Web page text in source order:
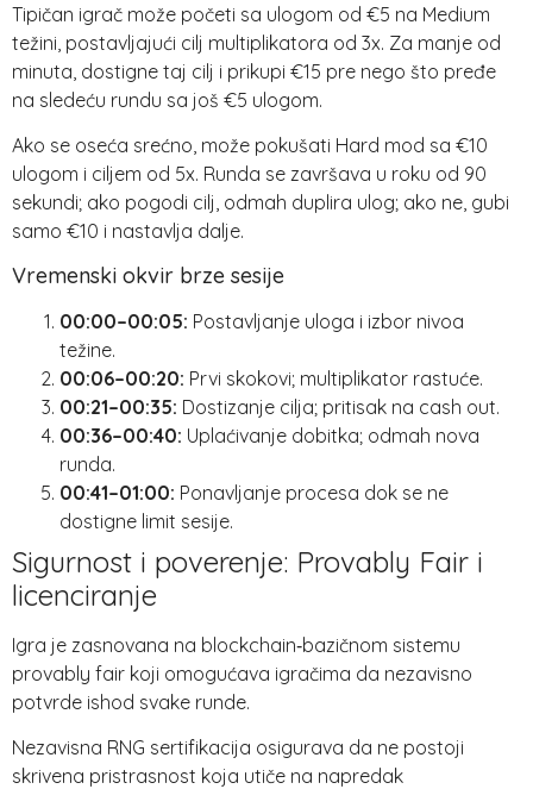
Tipičan igrač može početi sa ulogom od €5 na Medium
težini, postavljajući cilj multiplikatora od 3x. Za manje od
minuta, dostigne taj cilj i prikupi €15 pre nego što pređe
na sledeću rundu sa još €5 ulogom.
Ako se oseća srećno, može pokušati Hard mod sa €10
ulogom i ciljem od 5x. Runda se završava u roku od 90
sekundi; ako pogodi cilj, odmah duplira ulog; ako ne, gubi
samo €10 i nastavlja dalje.
Vremenski okvir brze sesije
00:00–00:05: Postavljanje uloga i izbor nivoa
težine.
00:06–00:20: Prvi skokovi; multiplikator rastuće.
00:21–00:35: Dostizanje cilja; pritisak na cash out.
00:36–00:40: Uplaćivanje dobitka; odmah nova
runda.
00:41–01:00: Ponavljanje procesa dok se ne
dostigne limit sesije.
Sigurnost i poverenje: Provably Fair i
licenciranje
Igra je zasnovana na blockchain‑bazičnom sistemu
provably fair koji omogućava igračima da nezavisno
potvrde ishod svake runde.
Nezavisna RNG sertifikacija osigurava da ne postoji
skrivena pristrasnost koja utiče na napredak